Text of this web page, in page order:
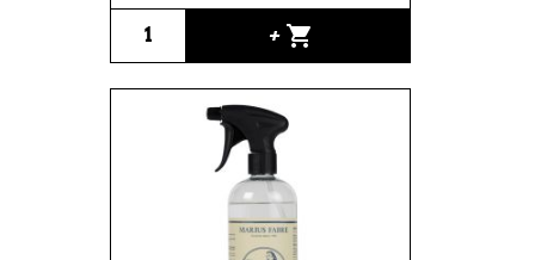
+ shopping_cart